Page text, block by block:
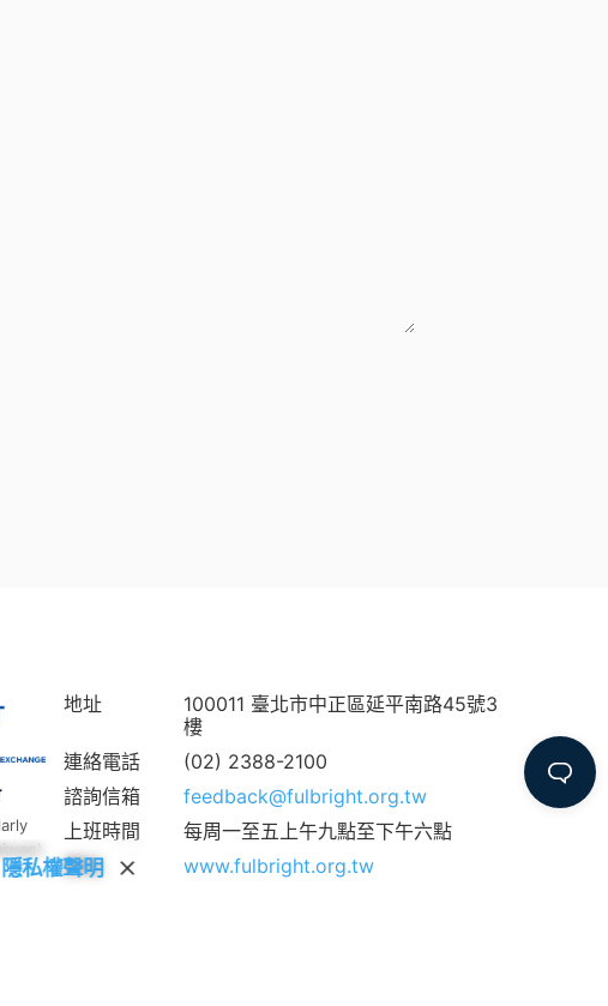
地址
100011 臺北市中正區延平南路45號3
樓
連絡電話
(02) 2388-2100
諮詢信箱
feedback@fulbright.org.tw
上班時間
每周一至五上午九點至下午六點
網站
www.fulbright.org.tw
隱私權聲明